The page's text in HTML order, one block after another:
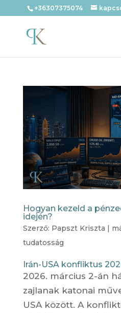
+36307375074
Hogyan kezeld a
idején?
Szerző: Papszt Kriszta |
tudatosság
Irán-USA konfliktus
2026. március 2-án
zajlanak katonai
USA között. A